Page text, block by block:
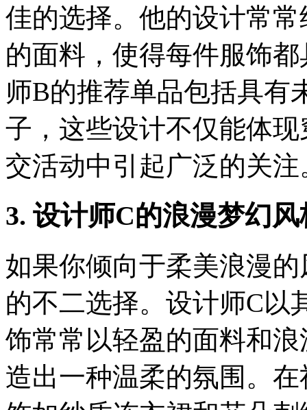
佳的选择。他的设计常
的面料，使得每件服饰
师B的推荐单品包括具有
子，这些设计不仅能体
交活动中引起广泛的关注
3. 设计师C的浪漫梦幻风
如果你倾向于柔美浪漫
的不二选择。设计师C以
饰常常以轻盈的面料和
造出一种温柔的氛围。